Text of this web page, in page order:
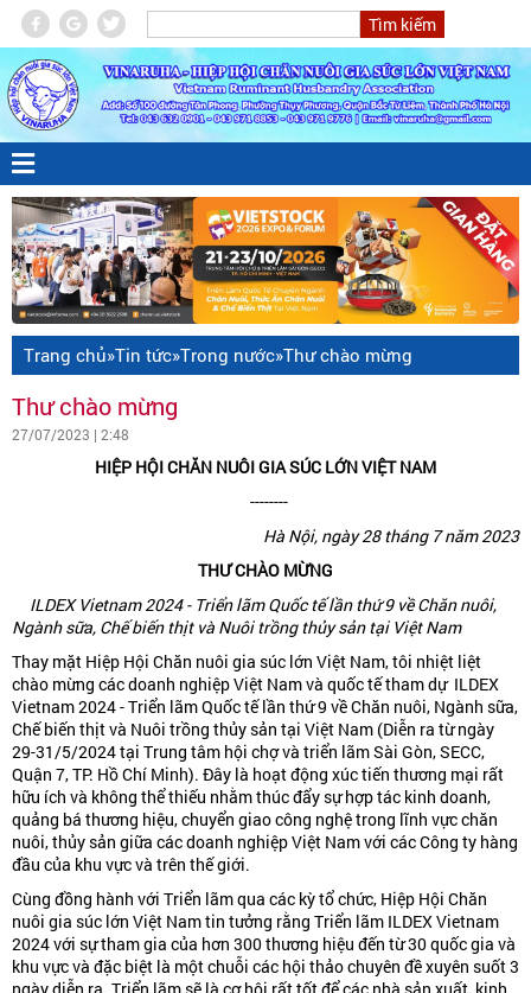
Trang chủ»Tin tức»Trong nước»Thư chào mừng
Thư chào mừng
27/07/2023 | 2:48
HIỆP HỘI CHĂN NUÔI GIA SÚC LỚN VIỆT NAM
--------
Hà Nội, ngày 28 tháng 7 năm 2023
THƯ CHÀO MỪNG
ILDEX Vietnam 2024 - Triển lãm Quốc tế lần thứ 9 về Chăn nuôi,
Ngành sữa, Chế biến thịt và Nuôi trồng thủy sản tại Việt Nam
Thay mặt Hiệp Hội Chăn nuôi gia súc lớn Việt Nam, tôi nhiệt liệt
chào mừng các doanh nghiệp Việt Nam và quốc tế tham dự ILDEX
Vietnam 2024 - Triển lãm Quốc tế lần thứ 9 về Chăn nuôi, Ngành sữa,
Chế biến thịt và Nuôi trồng thủy sản tại Việt Nam (Diễn ra từ ngày
29-31/5/2024 tại Trung tâm hội chợ và triển lãm Sài Gòn, SECC,
Quận 7, TP. Hồ Chí Minh). Đây là hoạt động xúc tiến thương mại rất
hữu ích và không thể thiếu nhằm thúc đẩy sự hợp tác kinh doanh,
quảng bá thương hiệu, chuyển giao công nghệ trong lĩnh vực chăn
nuôi, thủy sản giữa các doanh nghiệp Việt Nam với các Công ty hàng
đầu của khu vực và trên thế giới.
Cùng đồng hành với Triển lãm qua các kỳ tổ chức, Hiệp Hội Chăn
nuôi gia súc lớn Việt Nam tin tưởng rằng Triển lãm ILDEX Vietnam
2024 với sự tham gia của hơn 300 thương hiệu đến từ 30 quốc gia và
khu vực và đặc biệt là một chuỗi các hội thảo chuyên đề xuyên suốt 3